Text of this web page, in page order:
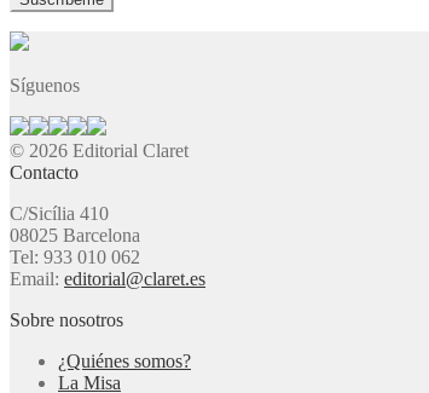
Síguenos
© 2026 Editorial Claret
Contacto
C/Sicília 410
08025 Barcelona
Tel: 933 010 062
Email: editorial@claret.es
Sobre nosotros
¿Quiénes somos?
La Misa